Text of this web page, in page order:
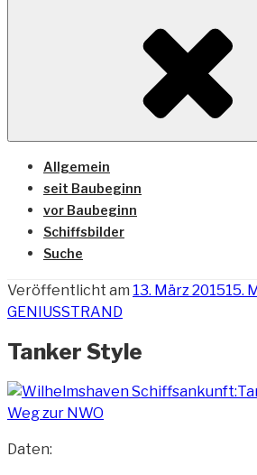
Allgemein
seit Baubeginn
vor Baubeginn
Schiffsbilder
Suche
Veröffentlicht am 13. März 201515.
GENIUSSTRAND
Tanker Style
Daten: